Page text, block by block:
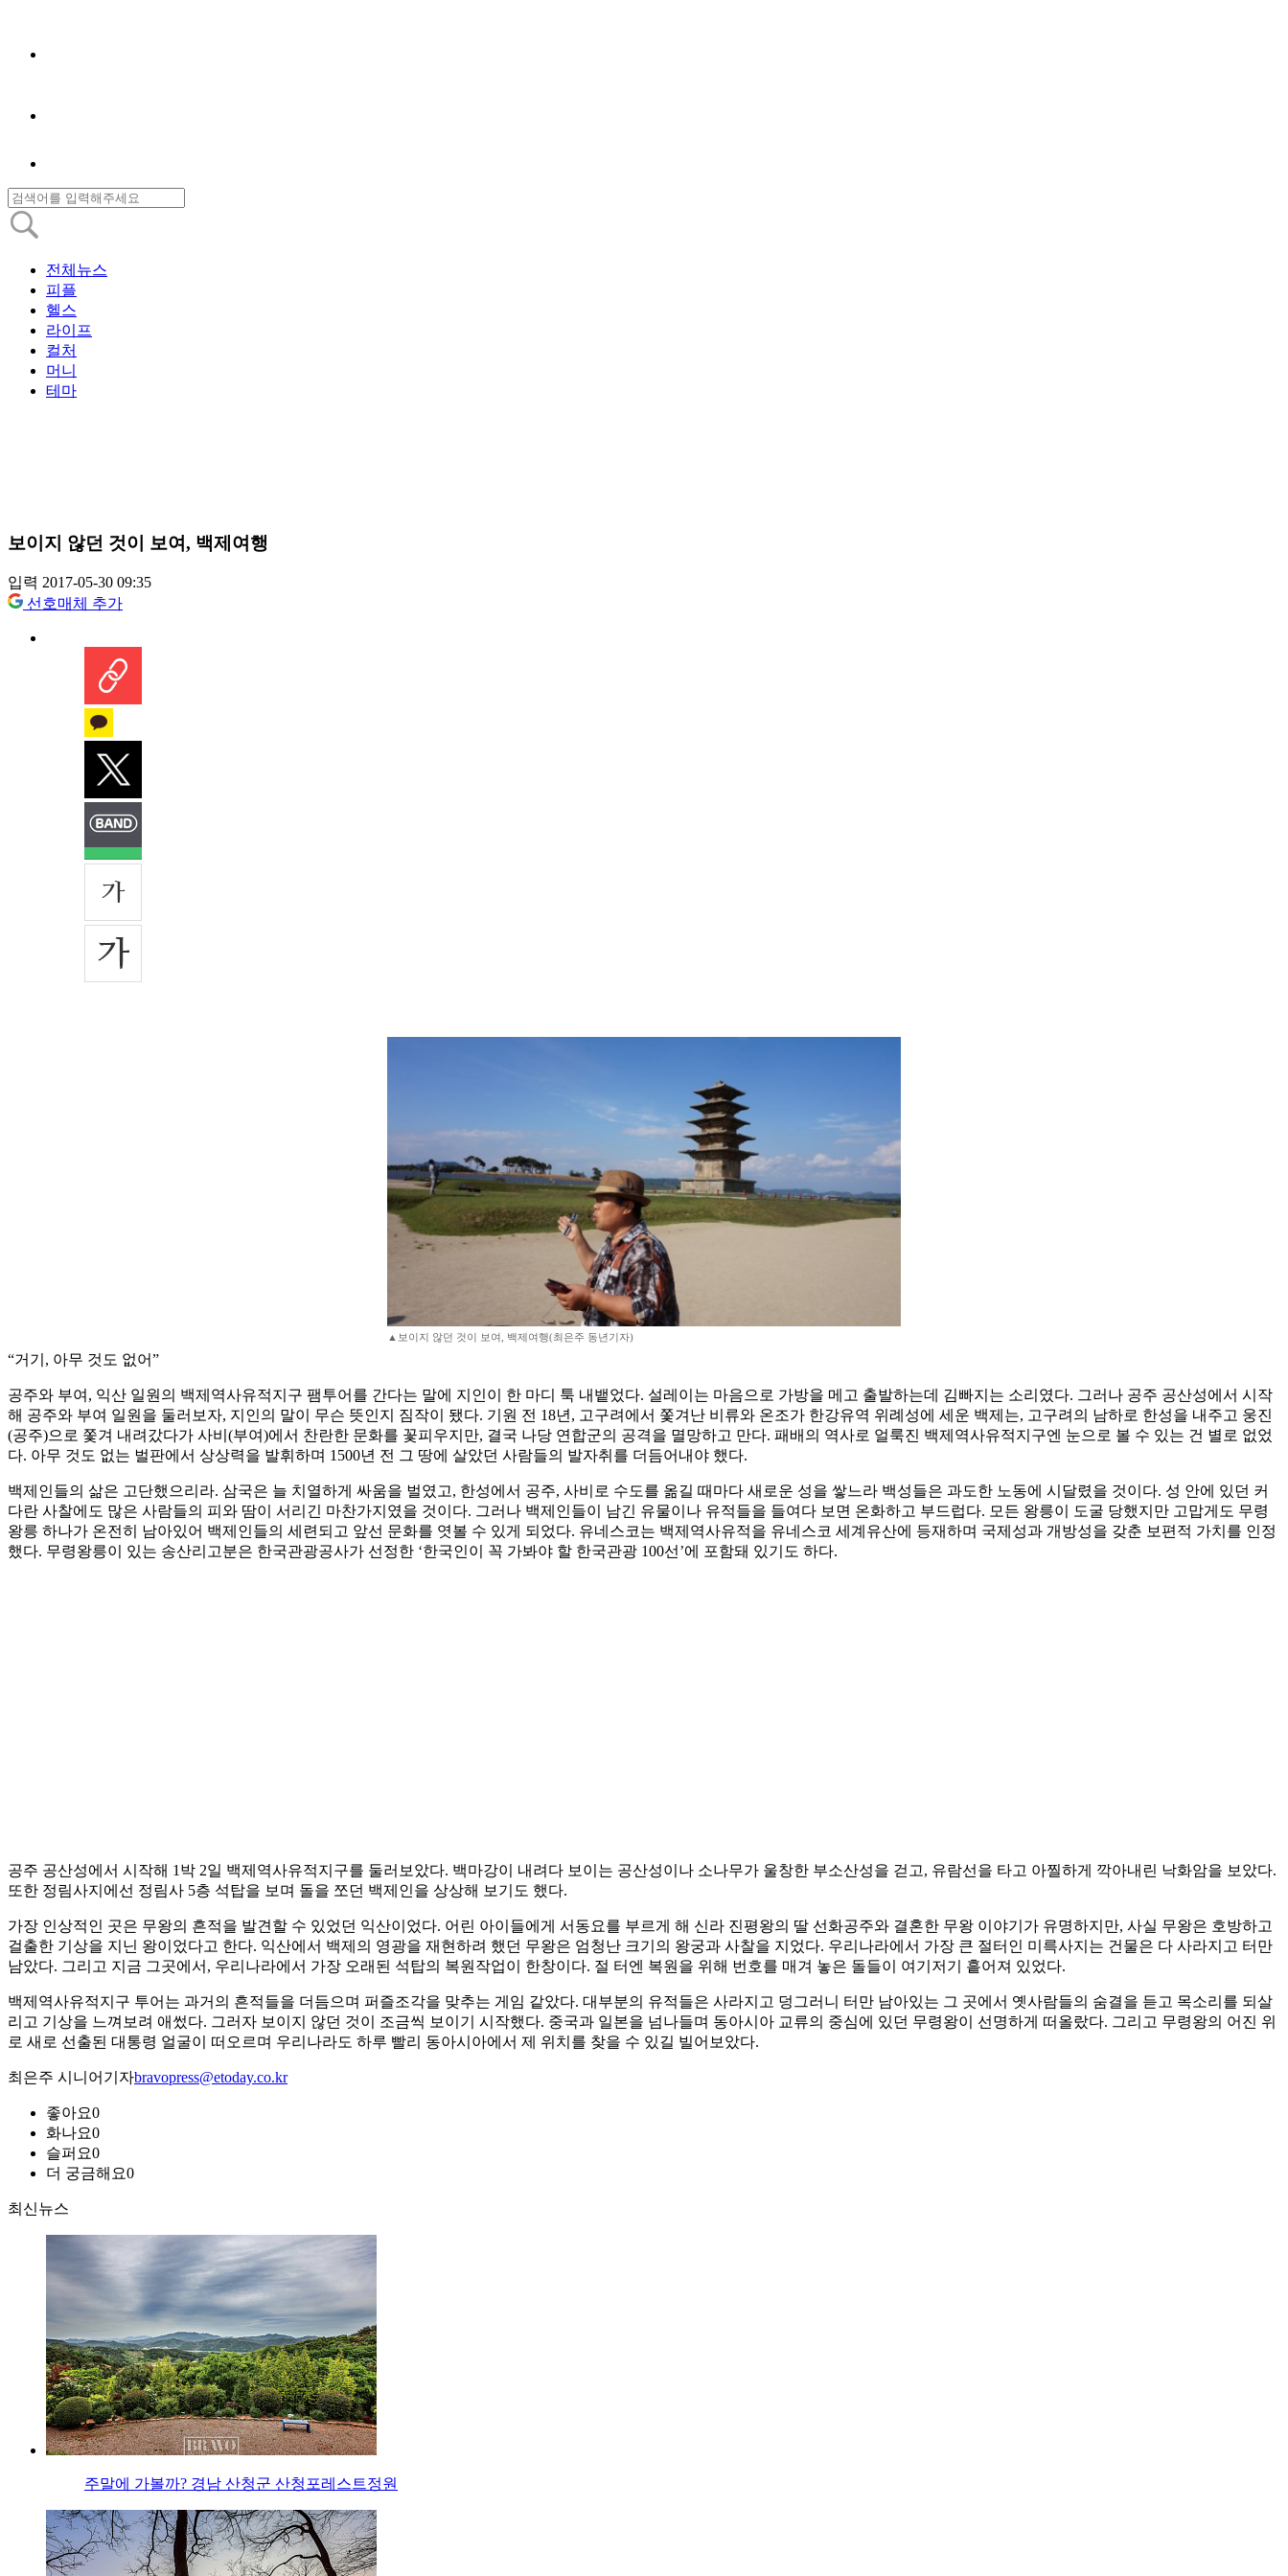
전체뉴스
피플
헬스
라이프
컬처
머니
테마
보이지 않던 것이 보여, 백제여행
입력 2017-05-30 09:35
선호매체 추가
▲보이지 않던 것이 보여, 백제여행(최은주 동년기자)
“거기, 아무 것도 없어”
공주와 부여, 익산 일원의 백제역사유적지구 팸투어를 간다는 말에 지인이 한 마디 툭 내뱉었다. 설레이는 마음으로 가방을 메고 출발하는데 김빠지는 소리였다. 그러나 공주 공산성에서 시작
해 공주와 부여 일원을 둘러보자, 지인의 말이 무슨 뜻인지 짐작이 됐다. 기원 전 18년, 고구려에서 쫓겨난 비류와 온조가 한강유역 위례성에 세운 백제는, 고구려의 남하로 한성을 내주고 웅진
(공주)으로 쫓겨 내려갔다가 사비(부여)에서 찬란한 문화를 꽃피우지만, 결국 나당 연합군의 공격을 멸망하고 만다. 패배의 역사로 얼룩진 백제역사유적지구엔 눈으로 볼 수 있는 건 별로 없었
다. 아무 것도 없는 벌판에서 상상력을 발휘하며 1500년 전 그 땅에 살았던 사람들의 발자취를 더듬어내야 했다.
백제인들의 삶은 고단했으리라. 삼국은 늘 치열하게 싸움을 벌였고, 한성에서 공주, 사비로 수도를 옮길 때마다 새로운 성을 쌓느라 백성들은 과도한 노동에 시달렸을 것이다. 성 안에 있던 커
다란 사찰에도 많은 사람들의 피와 땀이 서리긴 마찬가지였을 것이다. 그러나 백제인들이 남긴 유물이나 유적들을 들여다 보면 온화하고 부드럽다. 모든 왕릉이 도굴 당했지만 고맙게도 무령
왕릉 하나가 온전히 남아있어 백제인들의 세련되고 앞선 문화를 엿볼 수 있게 되었다. 유네스코는 백제역사유적을 유네스코 세계유산에 등재하며 국제성과 개방성을 갖춘 보편적 가치를 인정
했다. 무령왕릉이 있는 송산리고분은 한국관광공사가 선정한 ‘한국인이 꼭 가봐야 할 한국관광 100선’에 포함돼 있기도 하다.
공주 공산성에서 시작해 1박 2일 백제역사유적지구를 둘러보았다. 백마강이 내려다 보이는 공산성이나 소나무가 울창한 부소산성을 걷고, 유람선을 타고 아찔하게 깍아내린 낙화암을 보았다.
또한 정림사지에선 정림사 5층 석탑을 보며 돌을 쪼던 백제인을 상상해 보기도 했다.
가장 인상적인 곳은 무왕의 흔적을 발견할 수 있었던 익산이었다. 어린 아이들에게 서동요를 부르게 해 신라 진평왕의 딸 선화공주와 결혼한 무왕 이야기가 유명하지만, 사실 무왕은 호방하고
걸출한 기상을 지닌 왕이었다고 한다. 익산에서 백제의 영광을 재현하려 했던 무왕은 엄청난 크기의 왕궁과 사찰을 지었다. 우리나라에서 가장 큰 절터인 미륵사지는 건물은 다 사라지고 터만
남았다. 그리고 지금 그곳에서, 우리나라에서 가장 오래된 석탑의 복원작업이 한창이다. 절 터엔 복원을 위해 번호를 매겨 놓은 돌들이 여기저기 흩어져 있었다.
백제역사유적지구 투어는 과거의 흔적들을 더듬으며 퍼즐조각을 맞추는 게임 같았다. 대부분의 유적들은 사라지고 덩그러니 터만 남아있는 그 곳에서 옛사람들의 숨결을 듣고 목소리를 되살
리고 기상을 느껴보려 애썼다. 그러자 보이지 않던 것이 조금씩 보이기 시작했다. 중국과 일본을 넘나들며 동아시아 교류의 중심에 있던 무령왕이 선명하게 떠올랐다. 그리고 무령왕의 어진 위
로 새로 선출된 대통령 얼굴이 떠오르며 우리나라도 하루 빨리 동아시아에서 제 위치를 찾을 수 있길 빌어보았다.
최은주 시니어기자bravopress@etoday.co.kr
좋아요0
화나요0
슬퍼요0
더 궁금해요0
최신뉴스
주말에 가볼까? 경남 산청군 산청포레스트정원